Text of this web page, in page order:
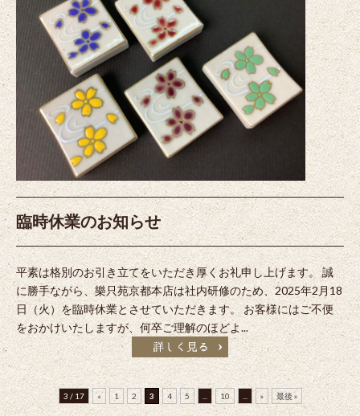
臨時休業のお知らせ
平素は格別のお引き立てをいただき厚くお礼申し上げます。 誠
に勝手ながら、樂只苑京都本店は社内研修のため、2025年2月18
日（火）を臨時休業とさせていただきます。 お客様にはご不便
をおかけいたしますが、何卒ご理解のほどよ...
3 / 17 « 1 2 3 4 5 10 » 最後 »